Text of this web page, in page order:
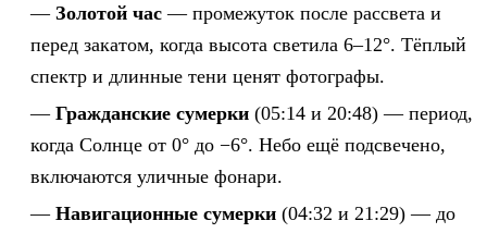
Золотой час — промежуток после рассвета и
перед закатом, когда высота светила 6–12°. Тёплый
спектр и длинные тени ценят фотографы.
Гражданские сумерки (05:14 и 20:48) — период,
когда Солнце от 0° до −6°. Небо ещё подсвечено,
включаются уличные фонари.
Навигационные сумерки (04:32 и 21:29) — до